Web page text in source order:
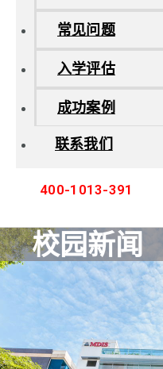
常见问题
入学评估
成功案例
联系我们
400-1013-391
校园新闻